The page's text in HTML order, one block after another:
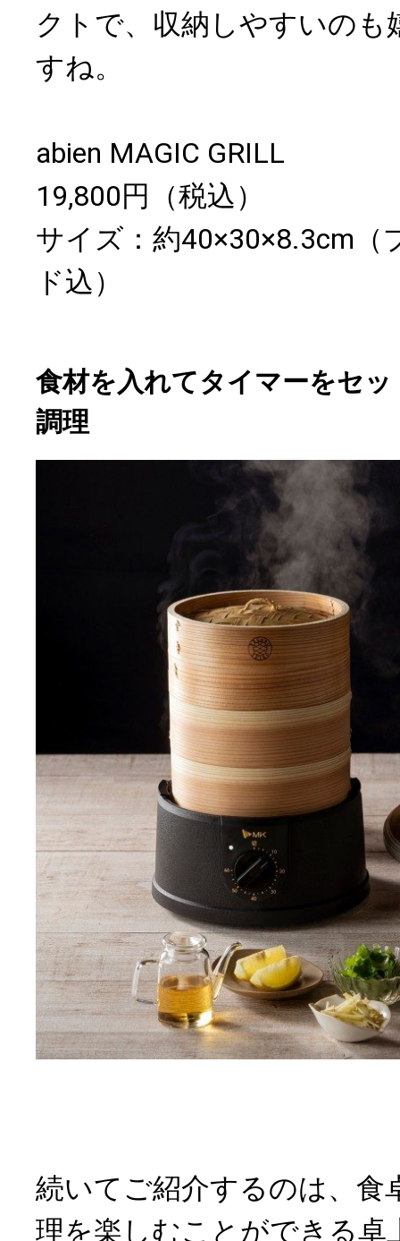
クトで、収納しやすいのも
すね。
abien MAGIC GRILL
19,800円（税込）
サイズ：約40×30×8.3cm（
ド込）
食材を入れてタイマーをセ
調理
続いてご紹介するのは、食
理を楽しむことができる卓